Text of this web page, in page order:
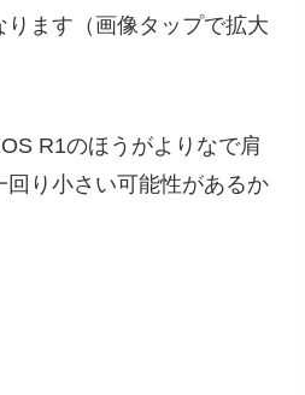
ます（画像タップで拡大
R1のほうがよりなで肩
回り小さい可能性があるか